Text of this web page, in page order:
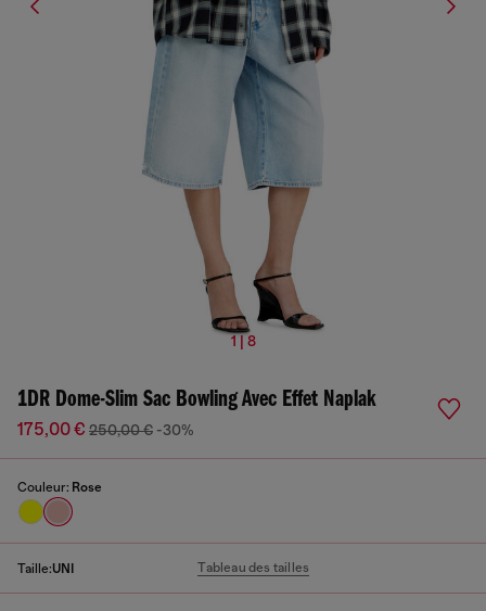
1 | 8
1DR Dome-Slim Sac Bowling Avec Effet Naplak
175,00 € 250,00 € -30%
Couleur: Rose
Taille:UNI Tableau des tailles